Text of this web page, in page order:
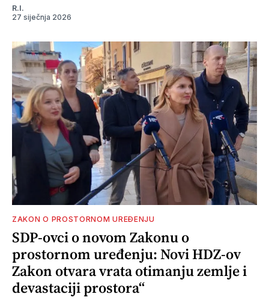
R.I.
27 siječnja 2026
ZAKON O PROSTORNOM UREĐENJU
SDP-ovci o novom Zakonu o
prostornom uređenju: Novi HDZ-ov
Zakon otvara vrata otimanju zemlje i
devastaciji prostora“